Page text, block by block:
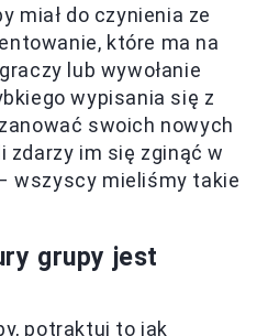
miał do czynienia ze
które ma na
lub wywołanie
wypisania się z
swoich nowych
zdarzy im się zginąć w
wszyscy mieliśmy takie
grupy jest
potraktuj to jak